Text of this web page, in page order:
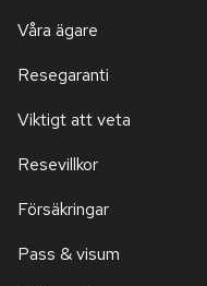
Våra ägare
Resegaranti
Viktigt att veta
Resevillkor
Försäkringar
Pass & visum